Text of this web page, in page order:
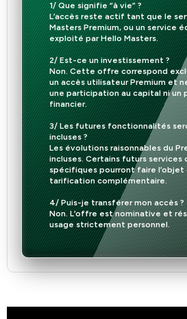
1/ Que signifie “à vie” ?
L’accès reste actif tant que le
Masters Premium, ou un service
exploité par Hello Masters.
2/ Est-ce un investissement ?
Non. Cette offre correspond
un accès utilisateur Premium et
une participation au capital ni un
financier.
3/ Les futures fonctionnalités
incluses ?
Les évolutions raisonnables du
incluses. Certains futurs services
spécifiques pourront faire l’objet
tarification complémentaire.
4/ Puis-je transférer mon accès ?
Non. L’offre est nominative et
usage strictement personnel.